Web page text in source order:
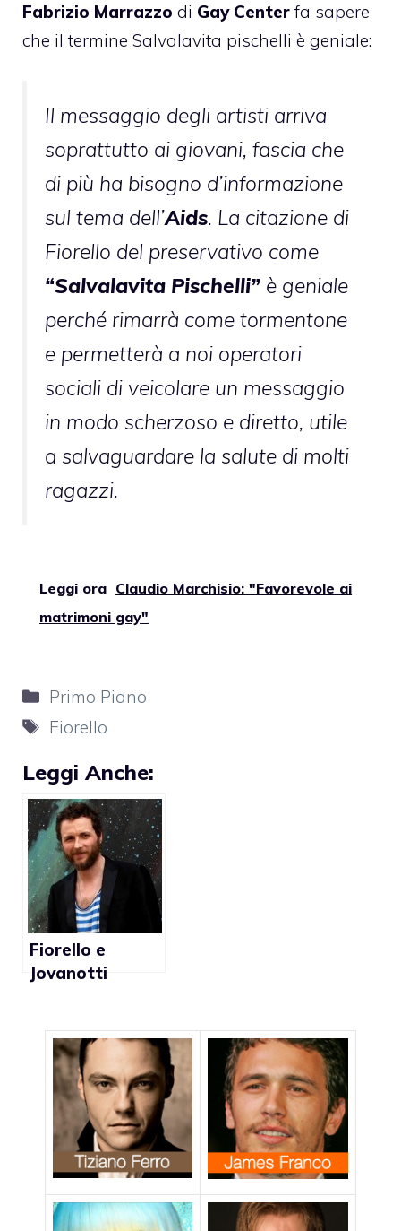
Fabrizio Marrazzo di Gay Center fa sapere
che il termine Salvalavita pischelli è geniale:
Il messaggio degli artisti arriva
soprattutto ai giovani, fascia che
di più ha bisogno d’informazione
sul tema dell’Aids. La citazione di
Fiorello del preservativo come
“Salvalavita Pischelli” è geniale
perché rimarrà come tormentone
e permetterà a noi operatori
sociali di veicolare un messaggio
in modo scherzoso e diretto, utile
a salvaguardare la salute di molti
ragazzi.
Leggi ora Claudio Marchisio: "Favorevole ai
matrimoni gay"
Categorie
Primo Piano
Tag
Fiorello
Leggi Anche:
Fiorello e
Jovanotti
friendly: “Crollo
del palco?
Punizione
divina”